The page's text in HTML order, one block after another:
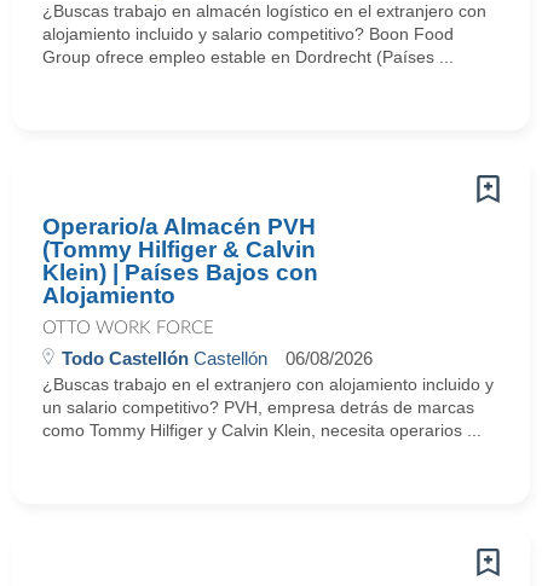
¿Buscas trabajo en almacén logístico en el extranjero con
alojamiento incluido y salario competitivo? Boon Food
Group ofrece empleo estable en Dordrecht (Países ...
Operario/a Almacén PVH
(Tommy Hilfiger & Calvin
Klein) | Países Bajos con
Alojamiento
OTTO WORK FORCE
Todo Castellón Castellón 06/08/2026
¿Buscas trabajo en el extranjero con alojamiento incluido y
un salario competitivo? PVH, empresa detrás de marcas
como Tommy Hilfiger y Calvin Klein, necesita operarios ...